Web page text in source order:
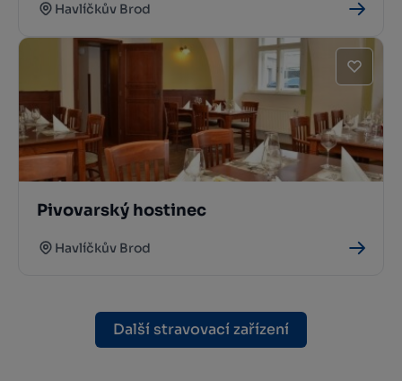
Havlíčkův Brod
Pivovarský hostinec
Havlíčkův Brod
Další stravovací zařízení